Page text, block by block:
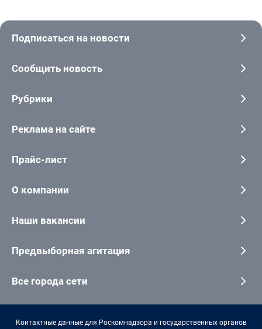
Подписаться на новости
Сообщить новость
Рубрики
Реклама на сайте
Прайс-лист
О компании
Наши вакансии
Предвыборная агитация
Все города сети
Контактные данные для Роскомнадзора и государственных органов